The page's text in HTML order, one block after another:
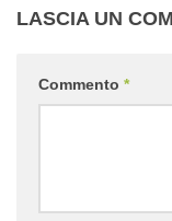
LASCIA UN
Commento *